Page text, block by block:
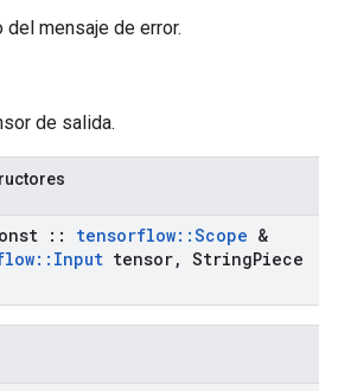
del mensaje de error.
de salida.
:: tensorflow::Scope &
:: Input tensor, StringPiece